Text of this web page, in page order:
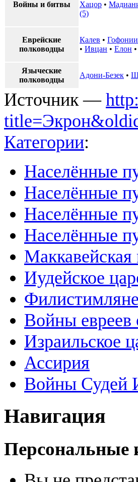
Войны и битвы
Хацор •
(5)
Еврейские
полководцы
Калев •
• Ивцан • Елон •
Языческие
полководцы
Адони-Безек •
Источник —
Категории:
Населённые
Населённые
Населённые
Населённые
Маккавейская
Иудейское
Филистимляне
Войны
Израильское
Ассирия
Войны Судей
Навигация
Персональные